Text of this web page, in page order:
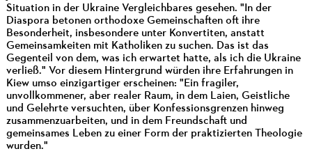
Situation in der Ukraine Vergleichbares gesehen. "In der
Diaspora betonen orthodoxe Gemeinschaften oft ihre
Besonderheit, insbesondere unter Konvertiten, anstatt
Gemeinsamkeiten mit Katholiken zu suchen. Das ist das
Gegenteil von dem, was ich erwartet hatte, als ich die Ukraine
verließ." Vor diesem Hintergrund würden ihre Erfahrungen in
Kiew umso einzigartiger erscheinen: "Ein fragiler,
unvollkommener, aber realer Raum, in dem Laien, Geistliche
und Gelehrte versuchten, über Konfessionsgrenzen hinweg
zusammenzuarbeiten, und in dem Freundschaft und
gemeinsames Leben zu einer Form der praktizierten Theologie
wurden."